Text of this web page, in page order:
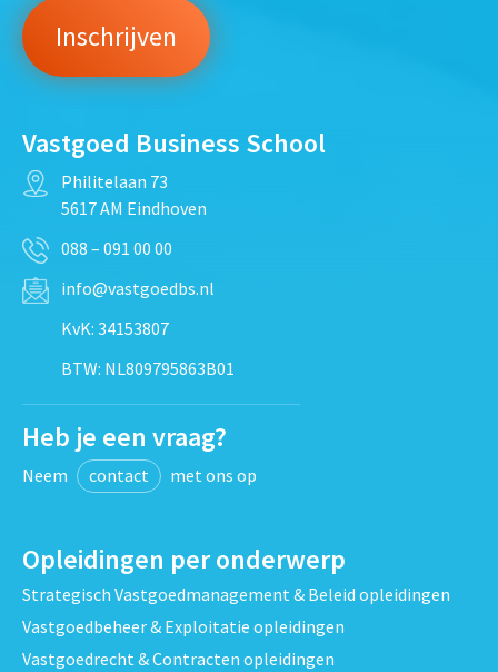
Vastgoed Business School
Philitelaan 73
5617 AM Eindhoven
088 – 091 00 00
info@vastgoedbs.nl
KvK: 34153807
BTW: NL809795863B01
Heb je een vraag?
Neem contact met ons op
Opleidingen per onderwerp
Strategisch Vastgoedmanagement & Beleid opleidingen
Vastgoedbeheer & Exploitatie opleidingen
Vastgoedrecht & Contracten opleidingen